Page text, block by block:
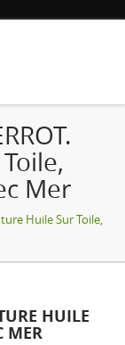
Mer
Huile Sur Toile,
HUILE
MER